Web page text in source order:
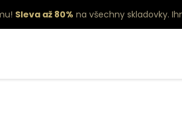
Sleva až 80% na všechny skladovky.